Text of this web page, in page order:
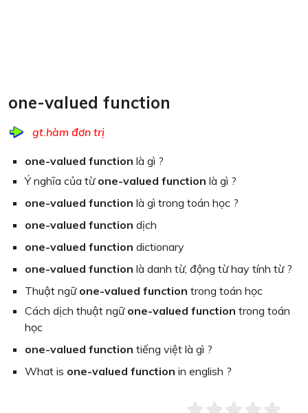
one-valued function
gt.hàm đơn trị
one-valued function là gì ?
Ý nghĩa của từ one-valued function là gì ?
one-valued function là gì trong toán học ?
one-valued function dịch
one-valued function dictionary
one-valued function là danh từ, động từ hay tính từ ?
Thuật ngữ one-valued function trong toán học
Cách dịch thuật ngữ one-valued function trong toán
học
one-valued function tiếng việt là gì ?
What is one-valued function in english ?